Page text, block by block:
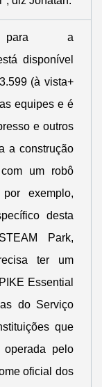
a
disponível
(à vista+
equipes e é
e outros
a construção
um robô
exemplo,
desta
Park,
ter um
Essential
do Serviço
que
operada pelo
oficial dos